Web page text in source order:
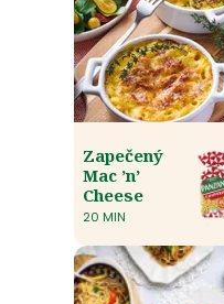
Zapečený
Mac ’n’
Cheese
20 MIN